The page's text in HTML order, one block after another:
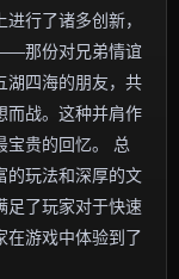
行了诸多创新，
那份对兄弟情谊
湖四海的朋友，共
而战。这种并肩作
宝贵的回忆。 总
的玩法和深厚的文
足了玩家对于快速
在游戏中体验到了